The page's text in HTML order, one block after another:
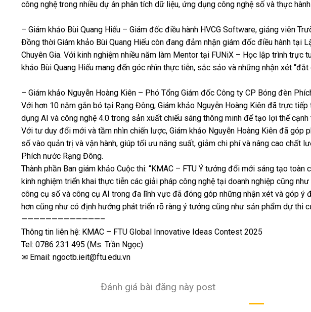
công nghệ trong nhiều dự án phân tích dữ liệu, ứng dụng công nghệ số và thực
– Giám khảo Bùi Quang Hiếu – Giám đốc điều hành HVCG Software, giảng viên
Đồng thời Giám khảo Bùi Quang Hiếu còn đang đảm nhận giám đốc điều hành tại
Chuyên Gia. Với kinh nghiệm nhiều năm làm Mentor tại FUNiX – Học lập trình trực
khảo Bùi Quang Hiếu mang đến góc nhìn thực tiễn, sắc sảo và những nhận xét “đắt
– Giám khảo Nguyễn Hoàng Kiên – Phó Tổng Giám đốc Công ty CP Bóng đèn
Với hơn 10 năm gắn bó tại Rạng Đông, Giám khảo Nguyễn Hoàng Kiên đã trực
dụng AI và công nghệ 4.0 trong sản xuất chiếu sáng thông minh để tạo lợi thế cạnh
Với tư duy đổi mới và tầm nhìn chiến lược, Giám khảo Nguyễn Hoàng Kiên đã
số vào quản trị và vận hành, giúp tối ưu năng suất, giảm chi phí và nâng cao chất
Phích nước Rạng Đông.
Thành phần Ban giám khảo Cuộc thi: “KMAC – FTU Ý tưởng đổi mới sáng tạo
kinh nghiệm triển khai thực tiễn các giải pháp công nghệ tại doanh nghiệp cũng
công cụ số và công cụ AI trong đa lĩnh vực đã đóng góp những nhận xét và góp ý
hơn cũng như có định hướng phát triển rõ ràng ý tưởng cũng như sản phẩm dự thi
—————————————–
Thông tin liên hệ: KMAC – FTU Global Innovative Ideas Contest 2025
Tel: 0786 231 495 (Ms. Trần Ngọc)
✉ Email: ngoctb.ieit@ftu.edu.vn
Đánh giá bài đăng này post